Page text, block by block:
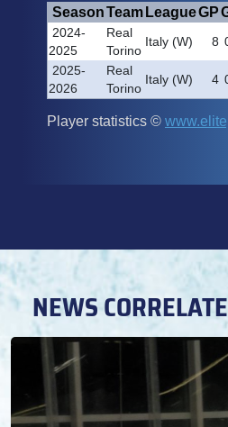
NEWS CORRELATE